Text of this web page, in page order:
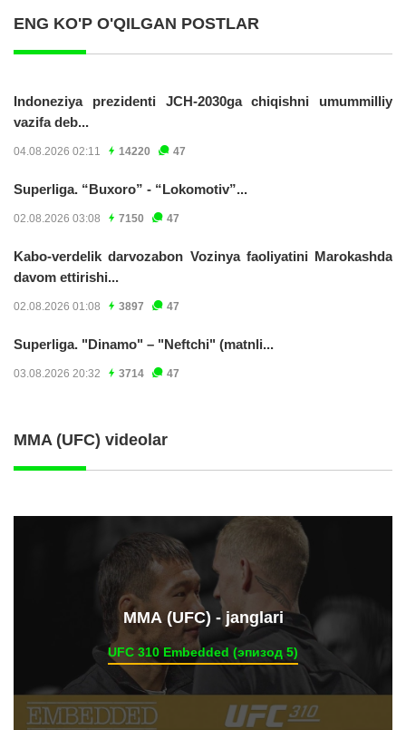
ENG KO'P O'QILGAN POSTLAR
Indoneziya prezidenti JCH-2030ga chiqishni umummilliy
vazifa deb...
04.08.2026 02:11 14220 47
Superliga. “Buxoro” - “Lokomotiv”...
02.08.2026 03:08 7150 47
Kabo-verdelik darvozabon Vozinya faoliyatini Marokashda
davom ettirishi...
02.08.2026 01:08 3897 47
Superliga. "Dinamo" – "Neftchi" (matnli...
03.08.2026 20:32 3714 47
MMA (UFC) videolar
ММА (UFC) - janglari
UFC 310 Embedded (эпизод 5)